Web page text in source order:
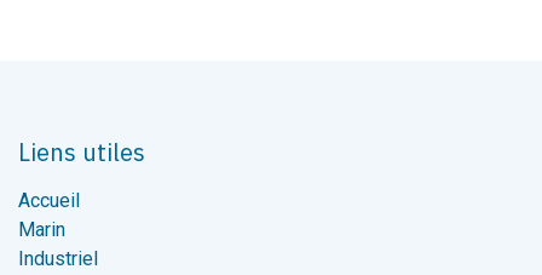
Liens utiles
Accueil
Marin
Industriel